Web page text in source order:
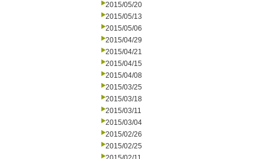
2015/05/20
2015/05/13
2015/05/06
2015/04/29
2015/04/21
2015/04/15
2015/04/08
2015/03/25
2015/03/18
2015/03/11
2015/03/04
2015/02/26
2015/02/25